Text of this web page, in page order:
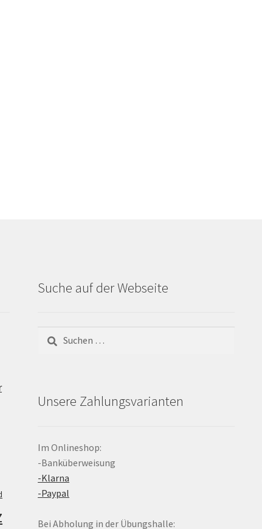
Suche auf der Webseite
nach:
Unsere Zahlungsvarianten
Im Onlineshop:
-Banküberweisung
-Klarna
-Paypal
Bei Abholung in der Übungshalle: